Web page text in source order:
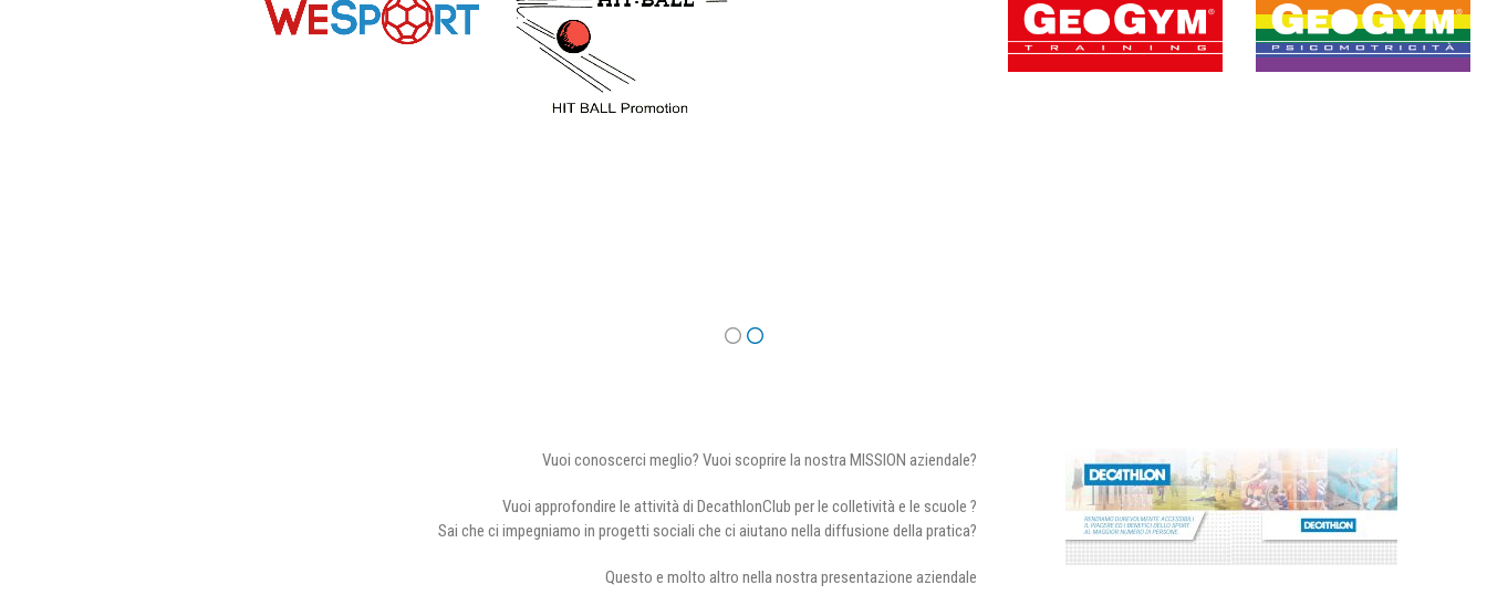
Vuoi conoscerci meglio? Vuoi scoprire la nostra MISSION aziendale?
Vuoi approfondire le attività di DecathlonClub per le colletività e le scuole ?
Sai che ci impegniamo in progetti sociali che ci aiutano nella diffusione della pratica?
Questo e molto altro nella nostra presentazione aziendale